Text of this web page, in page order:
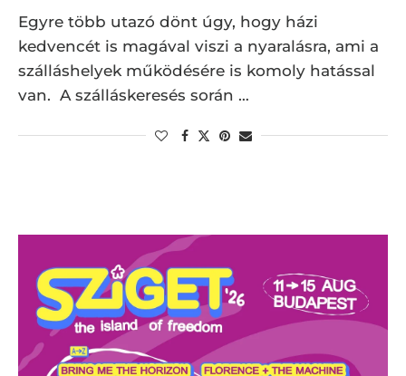
Egyre több utazó dönt úgy, hogy házi
kedvencét is magával viszi a nyaralásra, ami a
szálláshelyek működésére is komoly hatással
van. A szálláskeresés során …